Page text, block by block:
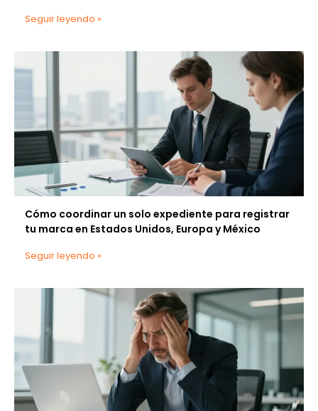
Seguir leyendo »
Cómo coordinar un solo expediente para registrar
tu marca en Estados Unidos, Europa y México
Seguir leyendo »